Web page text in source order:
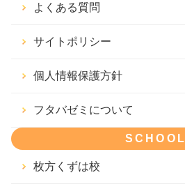
よくある質問
サイトポリシー
個人情報保護方針
フタバゼミについて
SCHOOL
枚方くずは校